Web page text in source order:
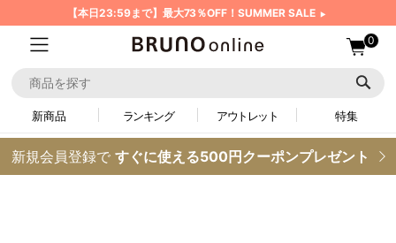
【本日23:59まで】最大73％OFF！SUMMER SALE
0
新商品 ランキング アウトレット 特集
新規会員登録で すぐに使える500円クーポンプレゼント